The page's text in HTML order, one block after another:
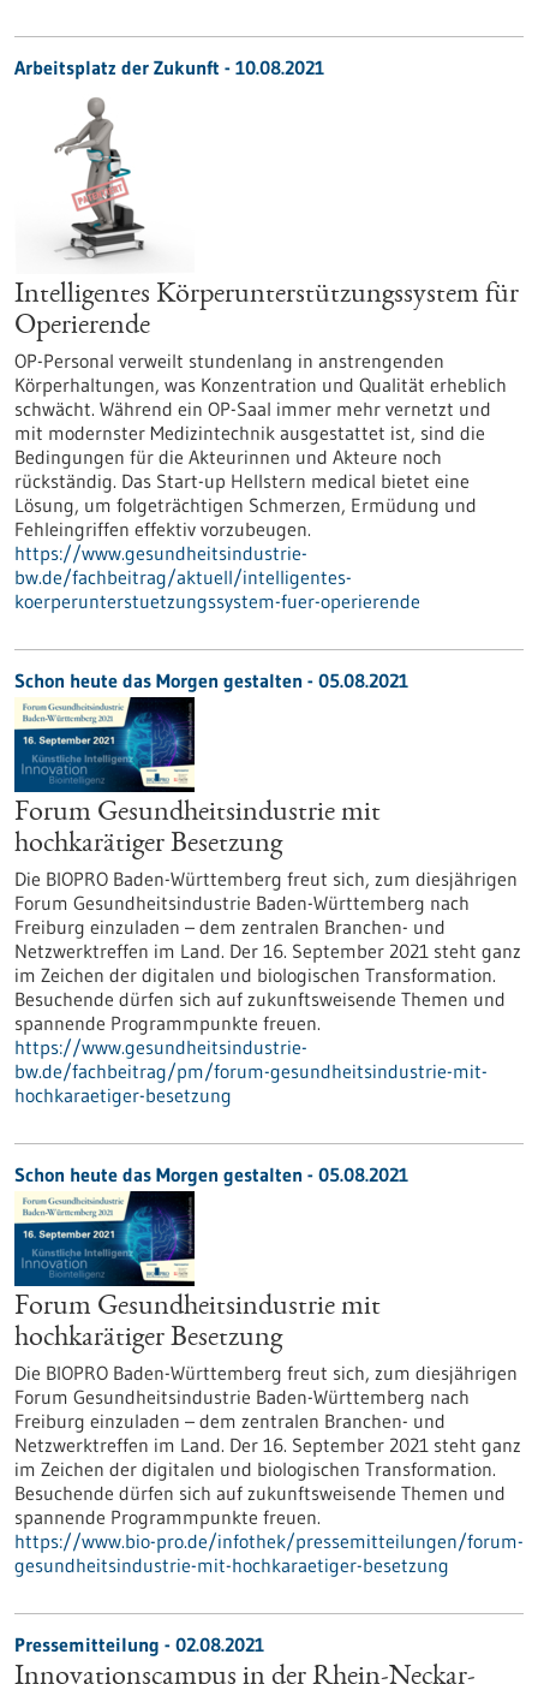
Arbeitsplatz der Zukunft - 10.08.2021
Intelligentes Körperunterstützungssystem für
Operierende
OP-Personal verweilt stundenlang in anstrengenden
Körperhaltungen, was Konzentration und Qualität erheblich
schwächt. Während ein OP-Saal immer mehr vernetzt und
mit modernster Medizintechnik ausgestattet ist, sind die
Bedingungen für die Akteurinnen und Akteure noch
rückständig. Das Start-up Hellstern medical bietet eine
Lösung, um folgeträchtigen Schmerzen, Ermüdung und
Fehleingriffen effektiv vorzubeugen.
https://www.gesundheitsindustrie-
bw.de/fachbeitrag/aktuell/intelligentes-
koerperunterstuetzungssystem-fuer-operierende
Schon heute das Morgen gestalten - 05.08.2021
Forum Gesundheitsindustrie mit
hochkarätiger Besetzung
Die BIOPRO Baden-Württemberg freut sich, zum diesjährigen
Forum Gesundheitsindustrie Baden-Württemberg nach
Freiburg einzuladen – dem zentralen Branchen- und
Netzwerktreffen im Land. Der 16. September 2021 steht ganz
im Zeichen der digitalen und biologischen Transformation.
Besuchende dürfen sich auf zukunftsweisende Themen und
spannende Programmpunkte freuen.
https://www.gesundheitsindustrie-
bw.de/fachbeitrag/pm/forum-gesundheitsindustrie-mit-
hochkaraetiger-besetzung
Schon heute das Morgen gestalten - 05.08.2021
Forum Gesundheitsindustrie mit
hochkarätiger Besetzung
Die BIOPRO Baden-Württemberg freut sich, zum diesjährigen
Forum Gesundheitsindustrie Baden-Württemberg nach
Freiburg einzuladen – dem zentralen Branchen- und
Netzwerktreffen im Land. Der 16. September 2021 steht ganz
im Zeichen der digitalen und biologischen Transformation.
Besuchende dürfen sich auf zukunftsweisende Themen und
spannende Programmpunkte freuen.
https://www.bio-pro.de/infothek/pressemitteilungen/forum-
gesundheitsindustrie-mit-hochkaraetiger-besetzung
Pressemitteilung - 02.08.2021
Innovationscampus in der Rhein-Neckar-